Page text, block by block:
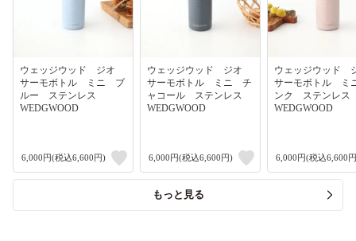
ウェッジウッド ジオ
サーモボトル ミニ ブ
ルー ステンレス
WEDGWOOD
6,000円(税込6,600円)
ウェッジウッド ジオ
サーモボトル ミニ チ
ャコール ステンレス
WEDGWOOD
6,000円(税込6,600円)
ウェッジウッド
サーモボトル
ンク ステンレ
WEDGWOOD
6,000円(税込6,600
もっと見る